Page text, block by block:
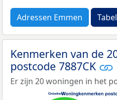
Adressen Emmen
Kenmerken van de
postcode 7887CK
Er zijn 20 woningen in het